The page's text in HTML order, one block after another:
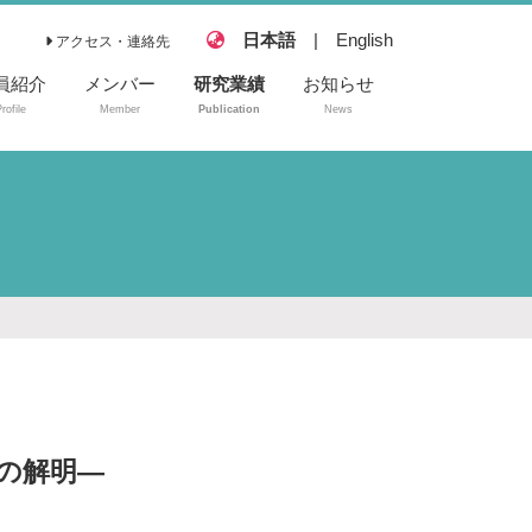
アクセス・連絡先 日本語 | English
紹介 メンバー
Member
研究業績
Publication
お知らせ
News
解明―